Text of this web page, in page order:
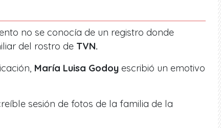
no se conocía de un registro donde
del rostro de TVN.
María Luisa Godoy escribió un emotivo
sesión de fotos de la familia de la